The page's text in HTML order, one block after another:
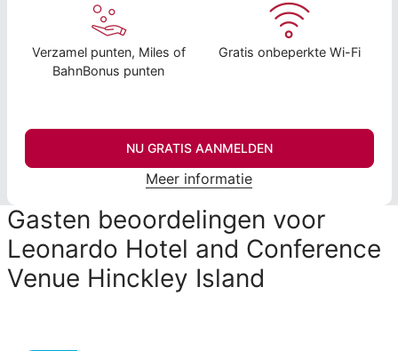
Verzamel punten, Miles of
BahnBonus punten
Gratis onbeperkte Wi-Fi
NU GRATIS AANMELDEN
Meer informatie
Gasten beoordelingen voor
Leonardo Hotel and Conference
Venue Hinckley Island